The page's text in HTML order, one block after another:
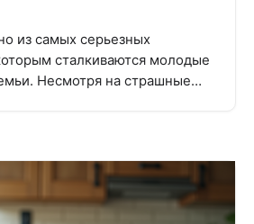
из самых серьезных
сталкиваются молодые
Несмотря на страшные…